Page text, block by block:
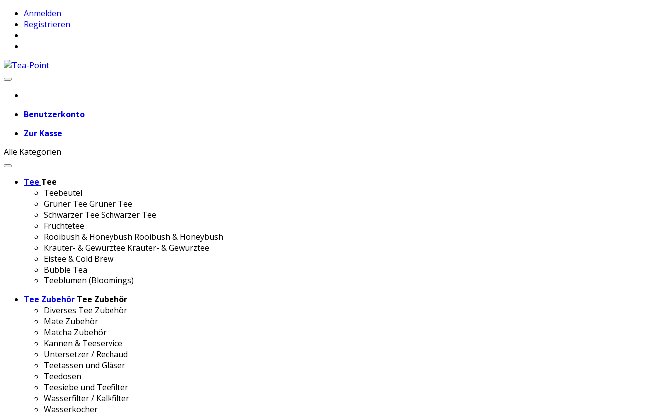
Anmelden
Registrieren
Benutzerkonto
Zur Kasse
Alle Kategorien
Tee Tee
Teebeutel
Grüner Tee Grüner Tee
Schwarzer Tee Schwarzer Tee
Früchtetee
Rooibush & Honeybush Rooibush & Honeybush
Kräuter- & Gewürztee Kräuter- & Gewürztee
Eistee & Cold Brew
Bubble Tea
Teeblumen (Bloomings)
Tee Zubehör Tee Zubehör
Diverses Tee Zubehör
Mate Zubehör
Matcha Zubehör
Kannen & Teeservice
Untersetzer / Rechaud
Teetassen und Gläser
Teedosen
Teesiebe und Teefilter
Wasserfilter / Kalkfilter
Wasserkocher